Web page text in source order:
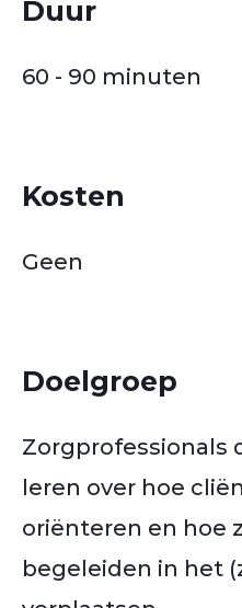
Duur
60 - 90 minuten
Kosten
Geen
Doelgroep
Zorgprofessionals
leren over hoe
oriënteren en hoe
begeleiden in het